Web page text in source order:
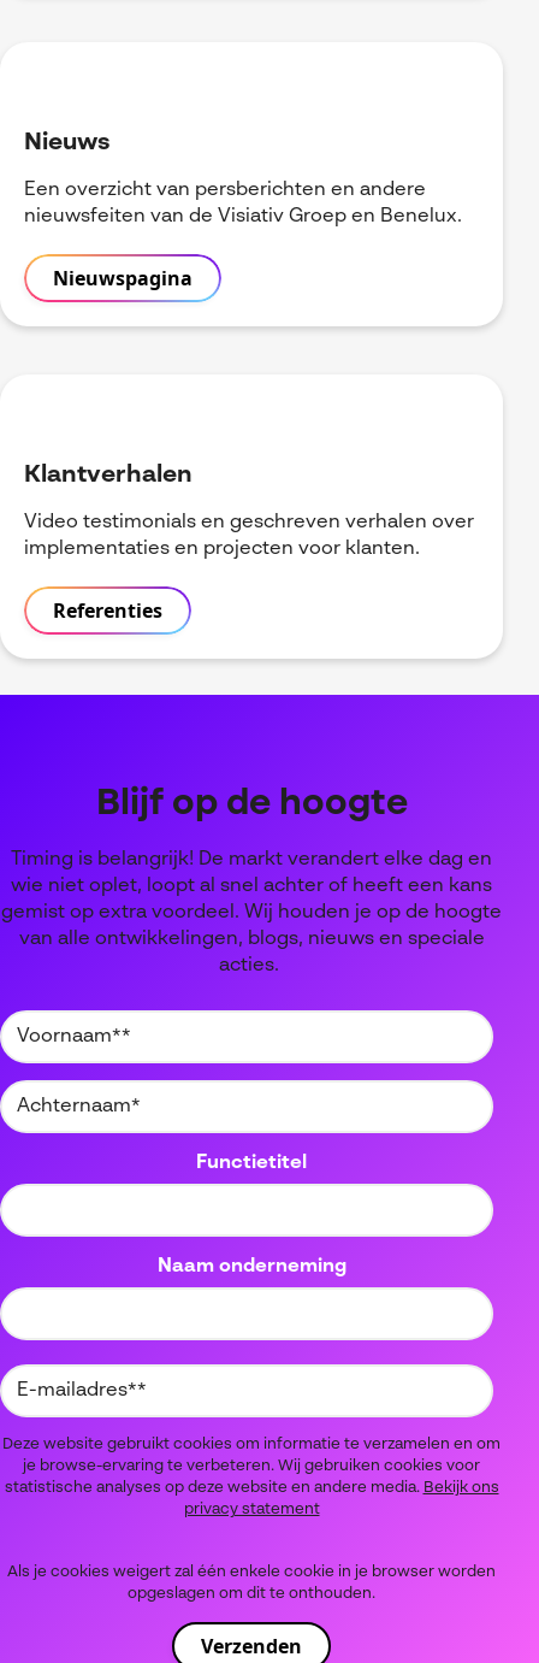
Nieuws
Een overzicht van persberichten en andere
nieuwsfeiten van de Visiativ Groep en Benelux.
Nieuwspagina
Klantverhalen
Video testimonials en geschreven verhalen over
implementaties en projecten voor klanten.
Referenties
Blijf op de hoogte
Timing is belangrijk! De markt verandert elke dag en
wie niet oplet, loopt al snel achter of heeft een kans
gemist op extra voordeel. Wij houden je op de hoogte
van alle ontwikkelingen, blogs, nieuws en speciale
acties.
Functietitel
Naam onderneming
Deze website gebruikt cookies om informatie te verzamelen en om
je browse-ervaring te verbeteren. Wij gebruiken cookies voor
statistische analyses op deze website en andere media. Bekijk ons
privacy statement
Als je cookies weigert zal één enkele cookie in je browser worden
opgeslagen om dit te onthouden.